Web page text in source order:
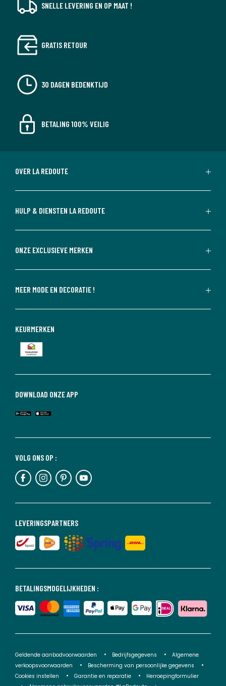
SNELLE LEVERING EN OP MAAT !
GRATIS RETOUR
30 DAGEN BEDENKTIJD
BETALING 100% VEILIG
OVER LA REDOUTE
HULP & DIENSTEN LA REDOUTE
ONZE EXCLUSIEVE MERKEN
MEER MODE EN DECORATIE !
BETALINGSMOGELIJKHEDEN :
LEVERINGSPARTNERS
VOLG ONS OP :
DOWNLOAD ONZE APP
KEURMERKEN
Geldende aanbodvoorwaarden Bedrijfsgegevens
Algemene
verkoopsvoorwaarden
Bescherming van persoonlijke gegevens
Cookies instellen
Garantie en reparatie
Herroepingformulier